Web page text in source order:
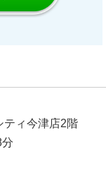
ィ今津店2階